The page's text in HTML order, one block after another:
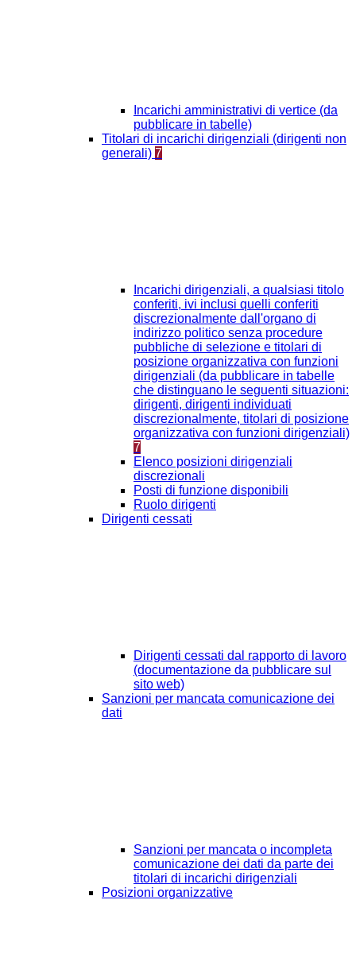
Incarichi amministrativi di vertice (da
pubblicare in tabelle)
Titolari di incarichi dirigenziali (dirigenti non
generali) 7
Incarichi dirigenziali, a qualsiasi titolo
conferiti, ivi inclusi quelli conferiti
discrezionalmente dall'organo di
indirizzo politico senza procedure
pubbliche di selezione e titolari di
posizione organizzativa con funzioni
dirigenziali (da pubblicare in tabelle
che distinguano le seguenti situazioni:
dirigenti, dirigenti individuati
discrezionalmente, titolari di posizione
organizzativa con funzioni dirigenziali)
7
Elenco posizioni dirigenziali
discrezionali
Posti di funzione disponibili
Ruolo dirigenti
Dirigenti cessati
Dirigenti cessati dal rapporto di lavoro
(documentazione da pubblicare sul
sito web)
Sanzioni per mancata comunicazione dei
dati
Sanzioni per mancata o incompleta
comunicazione dei dati da parte dei
titolari di incarichi dirigenziali
Posizioni organizzative